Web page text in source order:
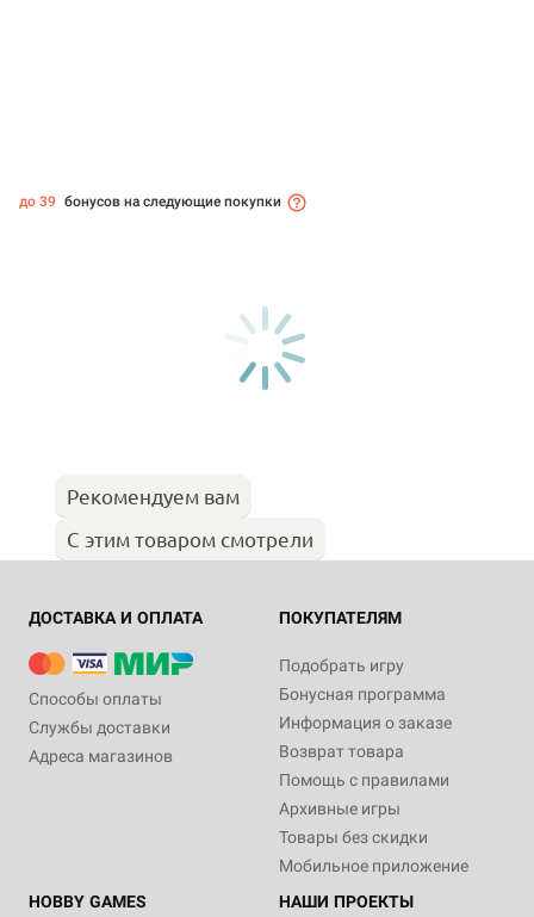
до 39 бонусов на следующие покупки
Рекомендуем вам
С этим товаром смотрели
ДОСТАВКА И ОПЛАТА
Способы оплаты
Службы доставки
Адреса магазинов
ПОКУПАТЕЛЯМ
Подобрать игру
Бонусная программа
Информация о заказе
Возврат товара
Помощь с правилами
Архивные игры
Товары без скидки
Мобильное приложение
HOBBY GAMES
НАШИ ПРОЕКТЫ